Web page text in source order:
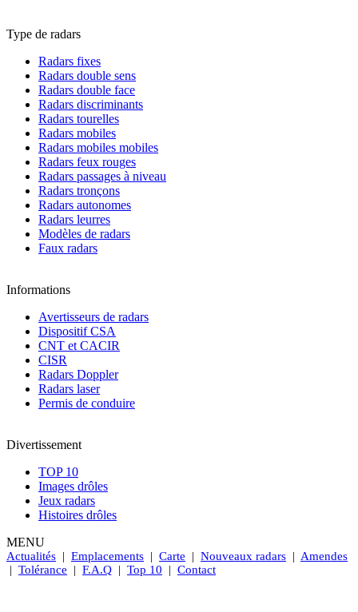
Type de radars
Radars fixes
Radars double sens
Radars double face
Radars discriminants
Radars tourelles
Radars mobiles
Radars mobiles mobiles
Radars feux rouges
Radars passages à niveau
Radars tronçons
Radars autonomes
Radars leurres
Modèles de radars
Faux radars
Informations
Avertisseurs de radars
Dispositif CSA
CNT et CACIR
CISR
Radars Doppler
Radars laser
Permis de conduire
Divertissement
TOP 10
Images drôles
Jeux radars
Histoires drôles
MENU
Actualités | Emplacements | Carte | Nouveaux radars | Amendes
| Tolérance | F.A.Q | Top 10 | Contact